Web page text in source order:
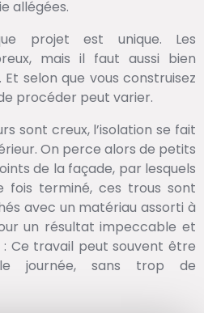
allégées.
projet est unique. Les
mais il faut aussi bien
selon que vous construisez
procéder peut varier.
sont creux, l’isolation se fait
On perce alors de petits
de la façade, par lesquels
fois terminé, ces trous sont
avec un matériau assorti à
un résultat impeccable et
: Ce travail peut souvent être
journée, sans trop de